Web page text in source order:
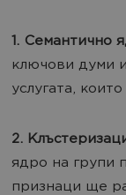
1. Семантично
ключови думи
услугата,
2.
ядро на групи
признаци ще